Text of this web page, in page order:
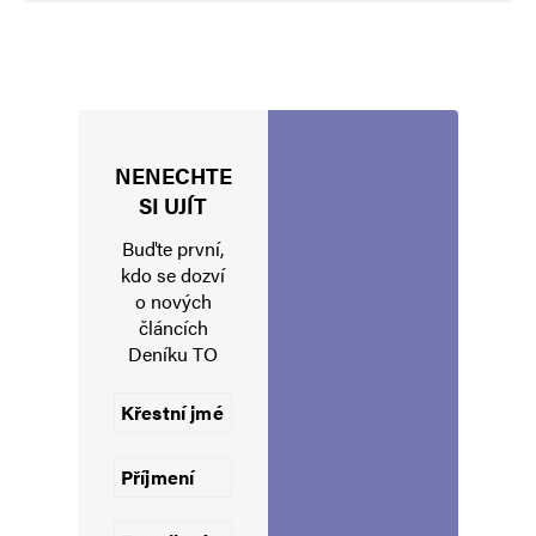
NENECHTE
SI UJÍT
Buďte první,
kdo se dozví
o nových
článcích
Deníku TO